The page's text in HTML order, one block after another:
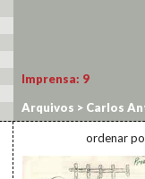
Imprensa: 9
Arquivos > Carlos
ordenar